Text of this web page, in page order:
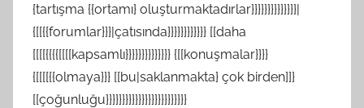
{tartışma {{ortamı} oluşturmaktadırlar}}}}}}}}}}}}}}|
{[[{{forumlar}}}|çatısında}}}}}}}}}}}} [[daha
[[[[{{{{[[[[kapsamlı}}}}}}}}}}}}}} {[[konuşmalar}}}}
{[[[[{{olmaya}}} [[bu|saklanmakta} çok birden]]}
[[çoğunluğu}}}}}}}}}}}}}}}}}}}}}}}}}